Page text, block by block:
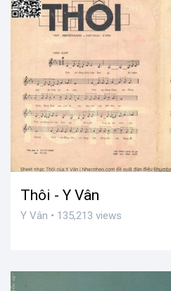
Thôi - Y Vân
Y Vân • 135,213 views